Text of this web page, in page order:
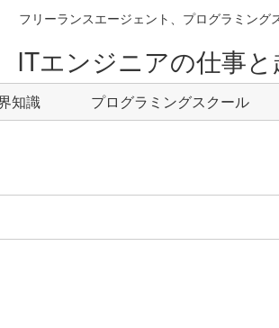
フリーランスエージェント、プログラミング
ITエンジニアの仕事と
知識 プログラミングスクール